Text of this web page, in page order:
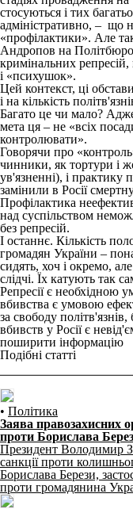
стосуються і тих
адміністративно, – що
«профілактики». Але
Андропов на
кримінальних
і «психушок».
Цей контекст, ці
і на кількість
Багато це чи мало?
мета ця – не «всіх
контролювати».
Говорячи про
чинники, як тортури і
ув'язненні), і практику
замінили в Росії
Профілактика
над суспільством
без репресій.
І останнє. Кількість
громадян України –
сидять, хоч і окремо,
слідчі. Їх катують так
Репресії є необхідною
вбивства є умовою
за свободу
вбивств у Росії є
поширити інформацію
Подібні статті
• Політика
Заява правозахисних
проти Борислава
Президент Володимир
санкції проти
Борислава Берези,
проти громадянина